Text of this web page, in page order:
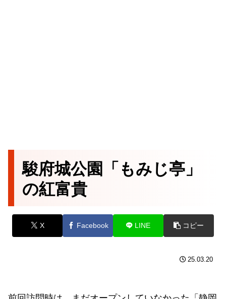
駿府城公園「もみじ亭」
の紅富貴
X Facebook LINE コピー
25.03.20